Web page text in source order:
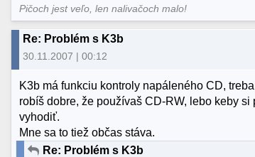
Pičoch jest veľo, len nalivačoch malo!
Re: Problém s K3b
30.11.2007 | 00:12
K3b má funkciu kontroly napáleného CD,
robíš dobre, že používaš CD-RW, lebo keby
vyhodiť.
Mne sa to tiež občas stáva.
Re: Problém s K3b